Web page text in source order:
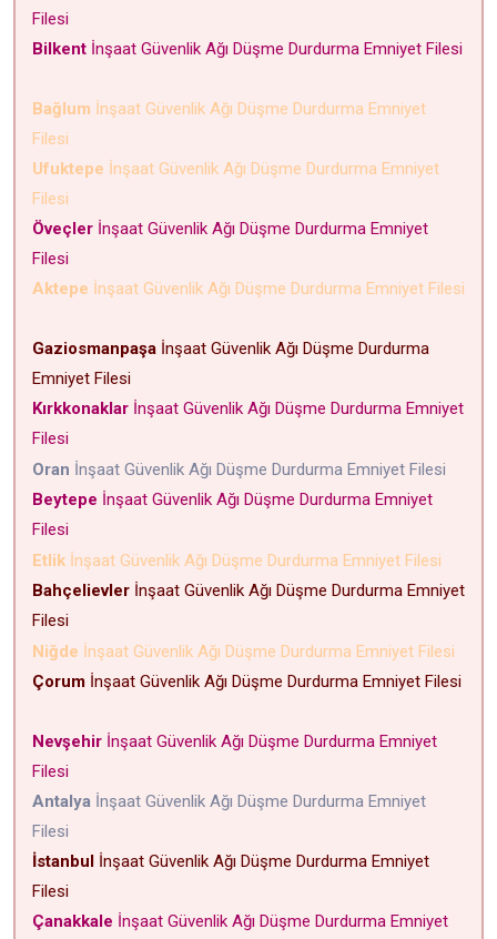
Filesi
Bilkent İnşaat Güvenlik Ağı Düşme Durdurma Emniyet Filesi
Bağlum İnşaat Güvenlik Ağı Düşme Durdurma Emniyet
Filesi
Ufuktepe İnşaat Güvenlik Ağı Düşme Durdurma Emniyet
Filesi
Öveçler İnşaat Güvenlik Ağı Düşme Durdurma Emniyet
Filesi
Aktepe İnşaat Güvenlik Ağı Düşme Durdurma Emniyet Filesi
Gaziosmanpaşa İnşaat Güvenlik Ağı Düşme Durdurma
Emniyet Filesi
Kırkkonaklar İnşaat Güvenlik Ağı Düşme Durdurma Emniyet
Filesi
Oran İnşaat Güvenlik Ağı Düşme Durdurma Emniyet Filesi
Beytepe İnşaat Güvenlik Ağı Düşme Durdurma Emniyet
Filesi
Etlik İnşaat Güvenlik Ağı Düşme Durdurma Emniyet Filesi
Bahçelievler İnşaat Güvenlik Ağı Düşme Durdurma Emniyet
Filesi
Niğde İnşaat Güvenlik Ağı Düşme Durdurma Emniyet Filesi
Çorum İnşaat Güvenlik Ağı Düşme Durdurma Emniyet Filesi
Nevşehir İnşaat Güvenlik Ağı Düşme Durdurma Emniyet
Filesi
Antalya İnşaat Güvenlik Ağı Düşme Durdurma Emniyet
Filesi
İstanbul İnşaat Güvenlik Ağı Düşme Durdurma Emniyet
Filesi
Çanakkale İnşaat Güvenlik Ağı Düşme Durdurma Emniyet